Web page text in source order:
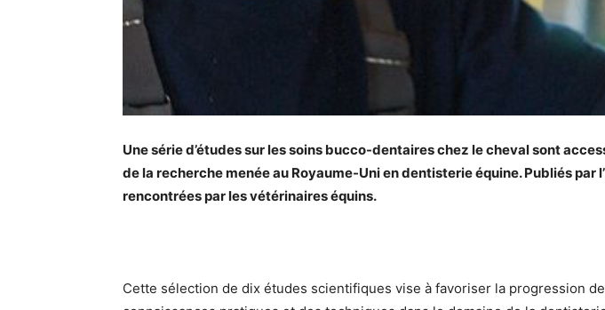
Une série d’études sur les soins bucco-dentaires chez le cheval sont
de la recherche menée au Royaume-Uni en dentisterie équine. Publiés par l’
rencontrées par les vétérinaires équins.
Cette sélection de dix études scientifiques vise à favoriser la progression